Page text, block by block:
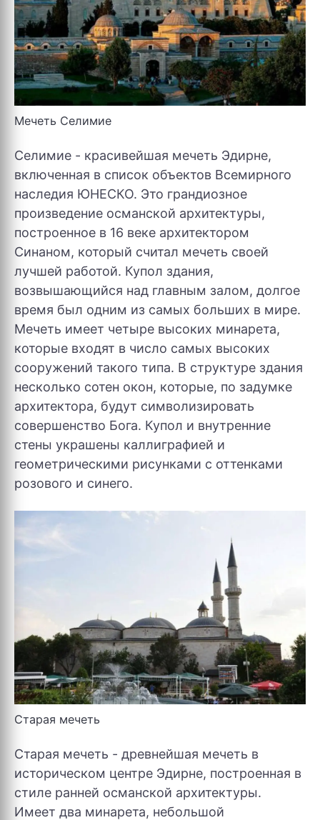
Мечеть Селимие
Селимие - красивейшая мечеть Эдирне,
включенная в список объектов Всемирного
наследия ЮНЕСКО. Это грандиозное
произведение османской архитектуры,
построенное в 16 веке архитектором
Синаном, который считал мечеть своей
лучшей работой. Купол здания,
возвышающийся над главным залом, долгое
время был одним из самых больших в мире.
Мечеть имеет четыре высоких минарета,
которые входят в число самых высоких
сооружений такого типа. В структуре здания
несколько сотен окон, которые, по задумке
архитектора, будут символизировать
совершенство Бога. Купол и внутренние
стены украшены каллиграфией и
геометрическими рисунками с оттенками
розового и синего.
Старая мечеть
Старая мечеть - древнейшая мечеть в
историческом центре Эдирне, построенная в
стиле ранней османской архитектуры.
Имеет два минарета, небольшой